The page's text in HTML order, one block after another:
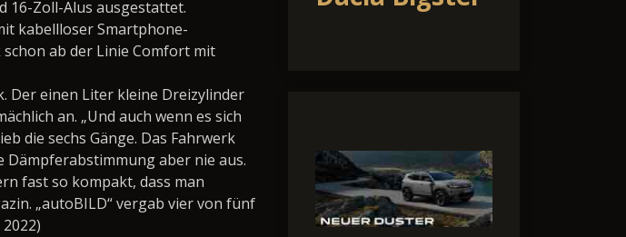
16-Zoll-Alus ausgestattet.
kabellloser Smartphone-
ab der Linie Comfort mit
Der einen Liter kleine Dreizylinder
an. „Und auch wenn es sich
die sechs Gänge. Das Fahrwerk
Dämpferabstimmung aber nie aus.
fast so kompakt, dass man
„autoBILD“ vergab vier von fünf